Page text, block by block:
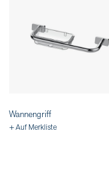
Wannengriff
+ Auf Merkliste